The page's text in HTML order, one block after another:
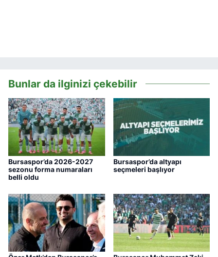
Bunlar da ilginizi çekebilir
Bursaspor’da 2026-2027
sezonu forma numaraları
belli oldu
Bursaspor’da altyapı
seçmeleri başlıyor